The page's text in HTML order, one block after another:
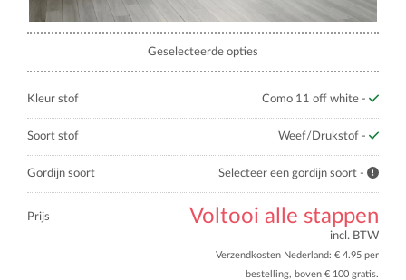
Geselecteerde opties
Kleur stof Como 11 off white -
Soort stof Weef/Drukstof -
Gordijn soort Selecteer een gordijn soort -
Prijs Voltooi alle stappen
incl. BTW
Verzendkosten Nederland: € 4.95 per
bestelling, boven € 100 gratis.